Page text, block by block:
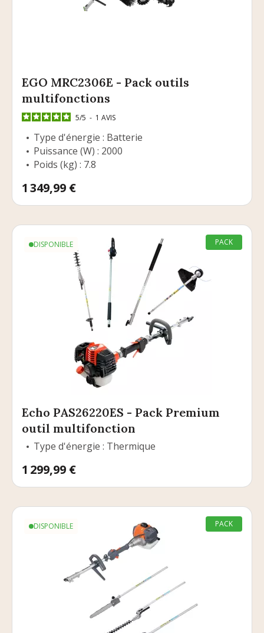
EGO MRC2306E - Pack outils
multifonctions
5/5 - 1 AVIS
Type d'énergie : Batterie
Puissance (W) : 2000
Poids (kg) : 7.8
Prix
1 349,99 €
DISPONIBLE PACK
Echo PAS26220ES - Pack Premium
outil multifonction
Type d'énergie : Thermique
Prix
1 299,99 €
DISPONIBLE PACK